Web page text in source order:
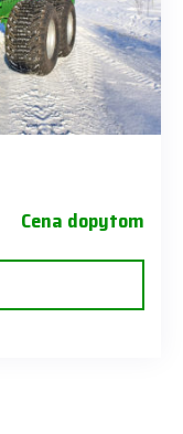
Cena dopytom